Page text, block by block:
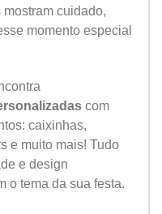
cuidado,
momento especial
com
caixinhas,
e muito mais! Tudo
e design
o tema da sua festa.